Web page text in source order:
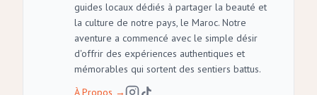
guides locaux dédiés à partager la beauté et
la culture de notre pays, le Maroc. Notre
aventure a commencé avec le simple désir
d'offrir des expériences authentiques et
mémorables qui sortent des sentiers battus.
À Propos →